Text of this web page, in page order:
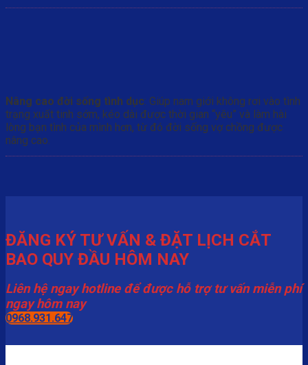
Nâng cao đời sống tình dục: Giúp nam giới không rơi vào tình
trạng xuất tinh sớm, kéo dài được thời gian “yêu” và làm hài
lòng bạn tình của mình hơn, từ đó đời sống vợ chồng được
nâng cao.
ĐĂNG KÝ TƯ VẤN & ĐẶT LỊCH CẮT
BAO QUY ĐẦU HÔM NAY
Liên hệ ngay hotline để được hỗ trợ tư vấn miễn phí
ngay hôm nay
0968.931.647